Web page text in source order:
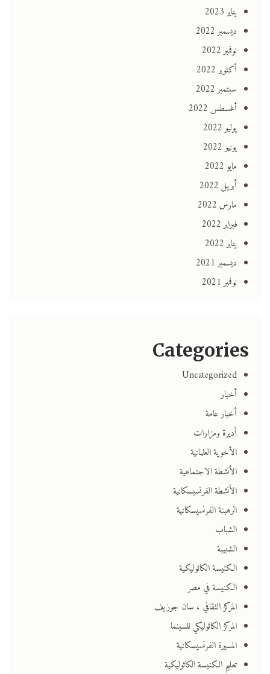
يناير 2023
ديسمبر 2022
نوفمبر 2022
أكتوبر 2022
سبتمبر 2022
أغسطس 2022
يوليو 2022
يونيو 2022
مايو 2022
أبريل 2022
مارس 2022
فبراير 2022
يناير 2022
ديسمبر 2021
نوفمبر 2021
Categories
Uncategorized
أخبار
أخبار عامة
أديرة ومزارات
الأخوية العلمانية
الأنشطة الاجتماعية
الأنشطة الفرنسيسكانية
الرهبنة الفرنسيسكانية
الشباب
الشبيبة
الكنيسة الكاثوليكية
الكنيسة في مصر
المركز الثقافي ، سان جوزيف
المركز الكاثوليكي للسينما
المسيرة الفرنسيسكانية
تعليم الكنيسة الكاثوليكية